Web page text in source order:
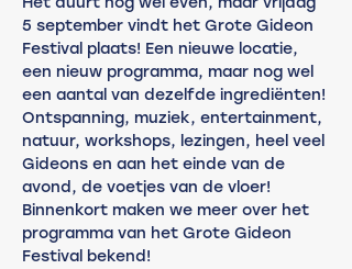
5 september vindt het Grote Gideon
Festival plaats! Een nieuwe locatie,
een nieuw programma, maar nog wel
een aantal van dezelfde ingrediënten!
Ontspanning, muziek, entertainment,
natuur, workshops, lezingen, heel veel
Gideons en aan het einde van de
avond, de voetjes van de vloer!
Binnenkort maken we meer over het
programma van het Grote Gideon
Festival bekend!